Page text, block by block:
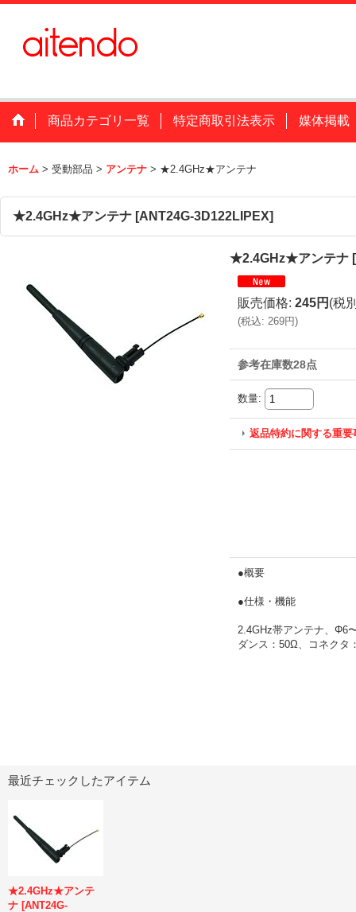
商品カテゴリ一覧 特定商取引法表示 媒体掲載
ホーム > 受動部品 > アンテナ > ★2.4GHz★アンテナ
★2.4GHz★アンテナ [ANT24G-3D122LIPEX]
★2.4GHz★アンテナ [
販売価格: 245円 (税
(税込: 269円)
参考在庫数28点
数量:
返品特約に関する重要
●概要
●仕様・機能
2.4GHz帯アンテナ、Φ6
ダンス：50Ω、コネク
最近チェックしたアイテム
★2.4GHz★アンテ
ナ [ANT24G-